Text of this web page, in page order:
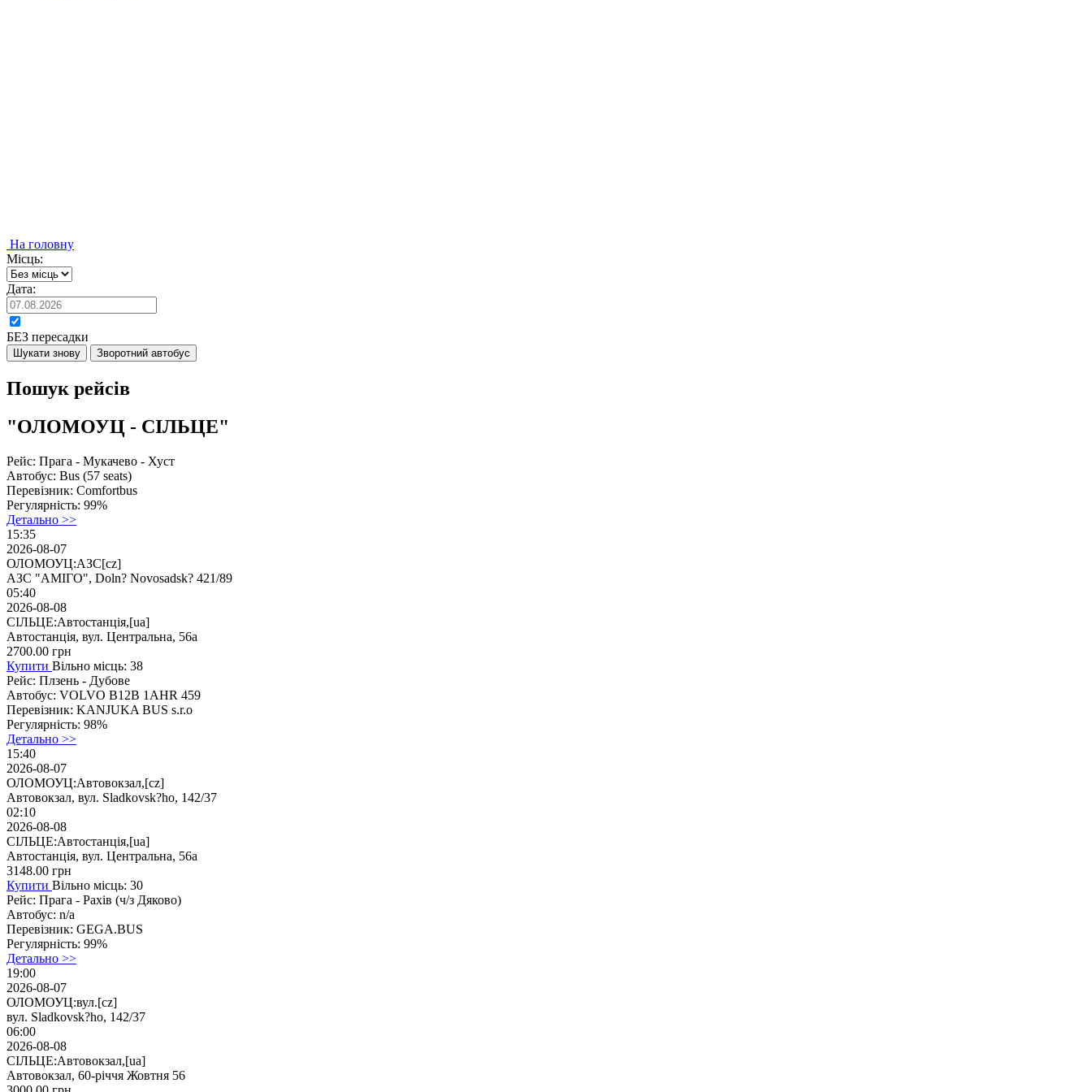
На головну
Місць:
Дата:
БЕЗ пересадки
Шукати знову Зворотний автобус
Пошук рейсів
"ОЛОМОУЦ - СІЛЬЦЕ"
Рейс: Прага - Мукачево - Хуст
Автобус: Bus (57 seats)
Перевізник: Comfortbus
Регулярність: 99%
Детально >>
15:35
2026-08-07
ОЛОМОУЦ:АЗС[cz]
АЗС "АМІГО", Doln? Novosadsk? 421/89
05:40
2026-08-08
СІЛЬЦЕ:Автостанція,[ua]
Автостанція, вул. Центральна, 56а
2700.00 грн
Купити Вільно місць: 38
Рейс: Плзень - Дубове
Автобус: VOLVO B12B 1AHR 459
Перевізник: KANJUKA BUS s.r.o
Регулярність: 98%
Детально >>
15:40
2026-08-07
ОЛОМОУЦ:Автовокзал,[cz]
Автовокзал, вул. Sladkovsk?ho, 142/37
02:10
2026-08-08
СІЛЬЦЕ:Автостанція,[ua]
Автостанція, вул. Центральна, 56а
3148.00 грн
Купити Вільно місць: 30
Рейс: Прага - Рахів (ч/з Дяково)
Автобус: n/a
Перевізник: GEGA.BUS
Регулярність: 99%
Детально >>
19:00
2026-08-07
ОЛОМОУЦ:вул.[cz]
вул. Sladkovsk?ho, 142/37
06:00
2026-08-08
СІЛЬЦЕ:Автовокзал,[ua]
Автовокзал, 60-річчя Жовтня 56